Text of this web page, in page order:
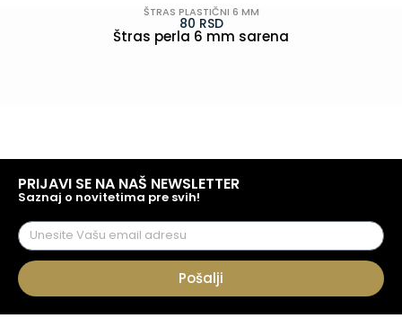
ŠTRAS PLASTIČNI 6 MM
80 RSD
Štras perla 6 mm sarena
PRIJAVI SE NA NAŠ NEWSLETTER
Saznaj o novitetima pre svih!
Pošalji